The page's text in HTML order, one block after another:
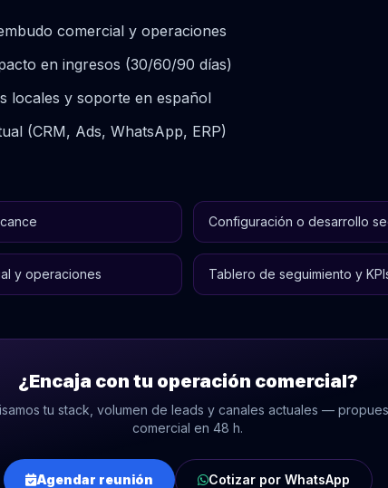
comercial y operaciones
en ingresos (30/60/90 días)
locales y soporte en español
(CRM, Ads, WhatsApp, ERP)
Configuración o desarrollo
y operaciones Tablero de seguimiento y
¿Encaja con tu operación comercial?
tu stack, volumen de leads y canales actuales —
comercial en 48 h.
Agendar reunión Cotizar por WhatsApp